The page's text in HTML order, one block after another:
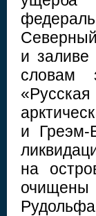
и
словам
и Греэм-
на